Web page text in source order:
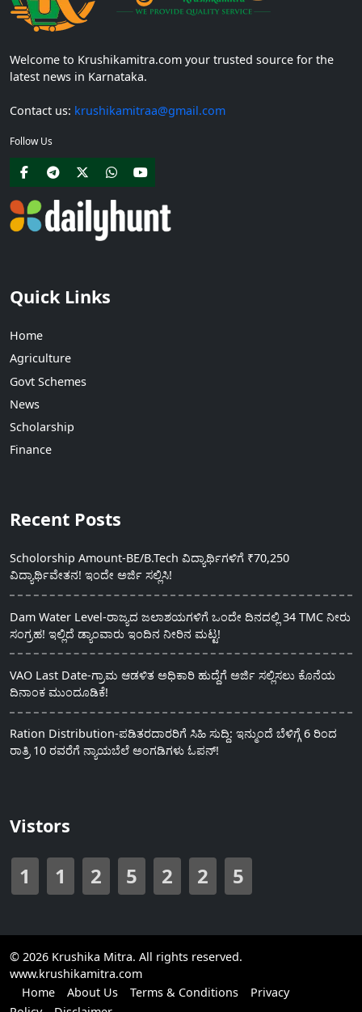
Welcome to Krushikamitra.com your trusted source for the
latest news in Karnataka.
Contact us: krushikamitraa@gmail.com
Follow Us
Quick Links
Home
Agriculture
Govt Schemes
News
Scholarship
Finance
Recent Posts
Scholorship Amount-BE/B.Tech ವಿದ್ಯಾರ್ಥಿಗಳಿಗೆ ₹70,250
ವಿದ್ಯಾರ್ಥಿವೇತನ! ಇಂದೇ ಅರ್ಜಿ ಸಲ್ಲಿಸಿ!
Dam Water Level-ರಾಜ್ಯದ ಜಲಾಶಯಗಳಿಗೆ ಒಂದೇ ದಿನದಲ್ಲಿ 34 TMC ನೀರು
ಸಂಗ್ರಹ! ಇಲ್ಲಿದೆ ಡ್ಯಾಂವಾರು ಇಂದಿನ ನೀರಿನ ಮಟ್ಟ!
VAO Last Date-ಗ್ರಾಮ ಆಡಳಿತ ಅಧಿಕಾರಿ ಹುದ್ದೆಗೆ ಅರ್ಜಿ ಸಲ್ಲಿಸಲು ಕೊನೆಯ
ದಿನಾಂಕ ಮುಂದೂಡಿಕೆ!
Ration Distribution-ಪಡಿತರದಾರರಿಗೆ ಸಿಹಿ ಸುದ್ದಿ: ಇನ್ಮುಂದೆ ಬೆಳಿಗ್ಗೆ 6 ರಿಂದ
ರಾತ್ರಿ 10 ರವರೆಗೆ ನ್ಯಾಯಬೆಲೆ ಅಂಗಡಿಗಳು ಓಪನ್!
Vistors
1 1 2 5 2 2 5
© 2026 Krushika Mitra. All rights reserved.
www.krushikamitra.com
Home
About Us Terms & Conditions
Privacy